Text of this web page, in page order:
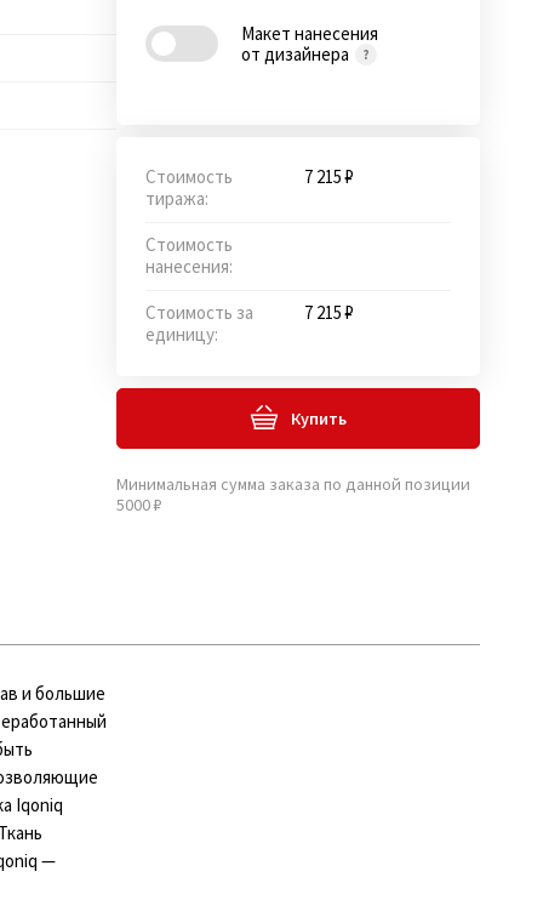
Макет нанесения
от дизайнера
Стоимость
тиража:
7 215 ₽
Стоимость
нанесения:
Стоимость за
единицу:
7 215 ₽
Купить
Минимальная сумма заказа по данной позиции
5000 ₽
и большие
Iqoniq
—